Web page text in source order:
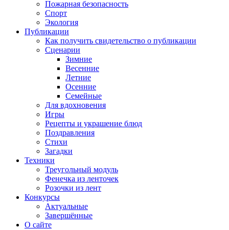
Пожарная безопасность
Спорт
Экология
Публикации
Как получить свидетельство о публикации
Сценарии
Зимние
Весенние
Летние
Осенние
Семейные
Для вдохновения
Игры
Рецепты и украшение блюд
Поздравления
Стихи
Загадки
Техники
Треугольный модуль
Фенечка из ленточек
Розочки из лент
Конкурсы
Актуальные
Завершённые
О сайте